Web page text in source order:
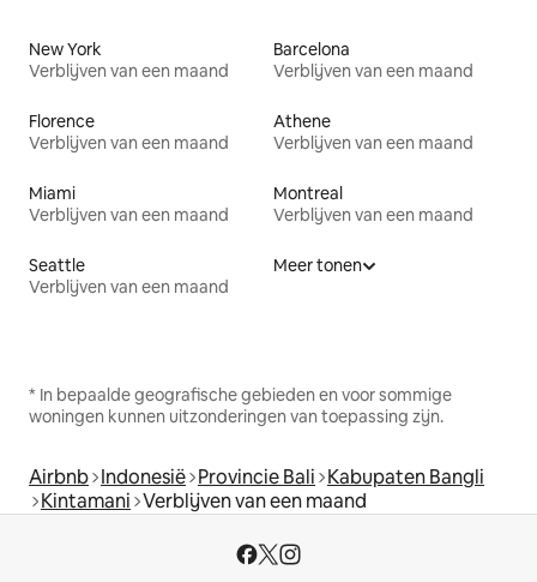
New York
Verblijven van een maand
Barcelona
Verblijven van een maand
Florence
Verblijven van een maand
Athene
Verblijven van een maand
Miami
Verblijven van een maand
Montreal
Verblijven van een maand
Seattle
Verblijven van een maand
Meer tonen
* In bepaalde geografische gebieden en voor sommige
woningen kunnen uitzonderingen van toepassing zijn.
Airbnb Indonesië Provincie Bali Kabupaten Bangli
Kintamani Verblijven van een maand